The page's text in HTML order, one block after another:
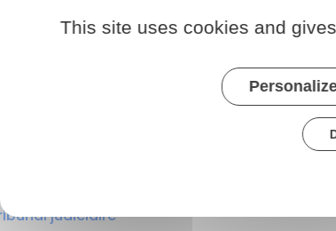
faire la demande de mise sous
doit être adressée par requêteau juge des
(ex-juge des tutelles) du tribunal judiciaire du
protéger.
?
judiciaire
This site uses cookies and